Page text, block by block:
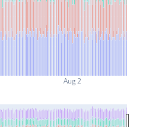
Aug 2